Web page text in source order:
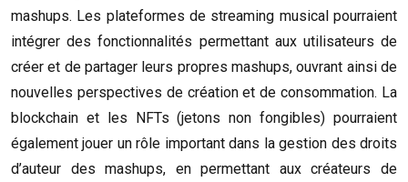
mashups. Les plateformes de streaming musical pourraient
intégrer des fonctionnalités permettant aux utilisateurs de
créer et de partager leurs propres mashups, ouvrant ainsi de
nouvelles perspectives de création et de consommation. La
blockchain et les NFTs (jetons non fongibles) pourraient
également jouer un rôle important dans la gestion des droits
d’auteur des mashups, en permettant aux créateurs de